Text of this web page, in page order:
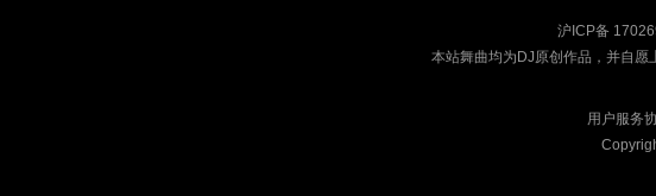
沪ICP备
本站舞曲均为DJ原创作品，并自愿
用户服务